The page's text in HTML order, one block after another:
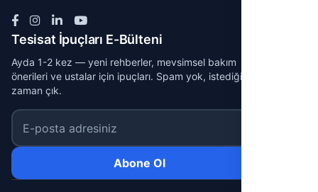
Tesisat İpuçları E-Bülteni
Ayda 1-2 kez — yeni rehberler, mevsimsel bakım
önerileri ve ustalar için ipuçları. Spam yok, istediğin
zaman çık.
E-posta adresiniz
Abone Ol